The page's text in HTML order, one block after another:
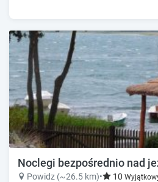
Noclegi bezpośrednio nad
Powidz (~26.5 km)• 10